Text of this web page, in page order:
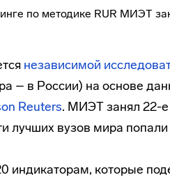
независимой
– в России) на основе
Reuters. МИЭТ занял 22-е
лучших вузов мира
индикаторам, которые